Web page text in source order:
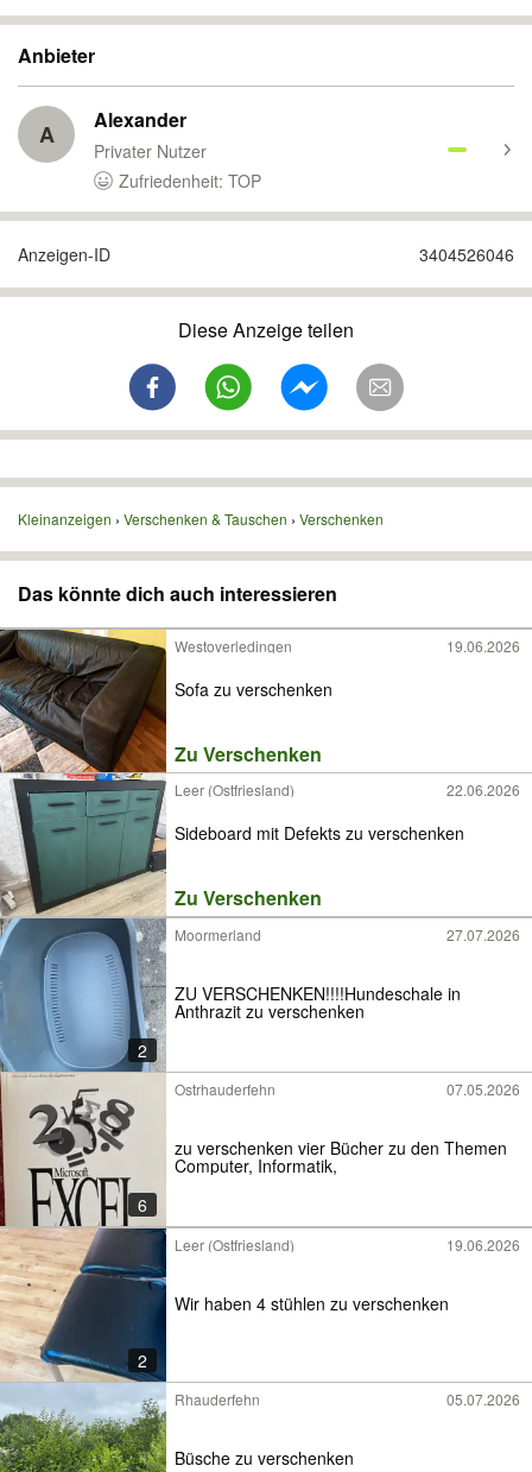
Anbieter
A Alexander
Privater Nutzer
Zufriedenheit: TOP
Anzeigen-ID 3404526046
Diese Anzeige teilen
Kleinanzeigen Verschenken & Tauschen Verschenken
Das könnte dich auch interessieren
Westoverledingen 19.06.2026
Sofa zu verschenken
Zu Verschenken
Leer (Ostfriesland) 22.06.2026
Sideboard mit Defekts zu verschenken
Zu Verschenken
2
Moormerland 27.07.2026
ZU VERSCHENKEN!!!!Hundeschale in
Anthrazit zu verschenken
6
Ostrhauderfehn 07.05.2026
zu verschenken vier Bücher zu den Themen
Computer, Informatik,
2
Leer (Ostfriesland) 19.06.2026
Wir haben 4 stühlen zu verschenken
Rhauderfehn 05.07.2026
Büsche zu verschenken